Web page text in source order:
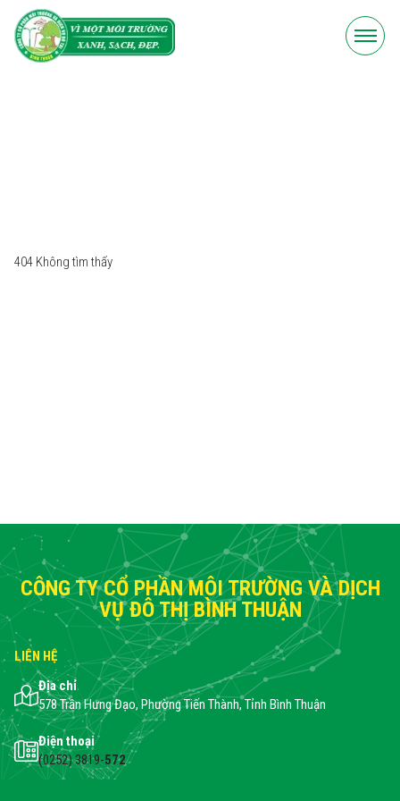
404 Không tìm thấy
CÔNG TY CỔ PHẦN MÔI TRƯỜNG VÀ DỊCH
VỤ ĐÔ THỊ BÌNH THUẬN
LIÊN HỆ
Địa chỉ
578 Trần Hưng Đạo, Phường Tiến Thành, Tỉnh Bình Thuận
Điện thoại
(0252) 3819-572